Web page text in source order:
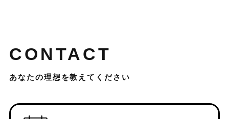
CONTACT
あなたの理想を教えてください